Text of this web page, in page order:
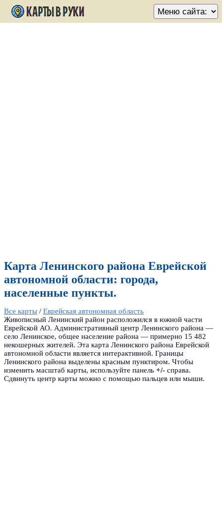
Карта Ленинского района Еврейской
автономной области: города,
населенные пункты.
Все карты / Еврейская автономная область
Живописный Ленинский район расположился в южной части
Еврейской АО. Административный центр Ленинского района —
село Ленинское, общее население района — примерно 15 482
некошерных жителей. Эта карта Ленинского района Еврейской
автономной области является интерактивной. Границы
Ленинского района выделены красным пунктиром. Чтобы
изменить масштаб карты, используйте панель +/- справа.
Сдвинуть центр карты можно с помощью пальцев или мыши.